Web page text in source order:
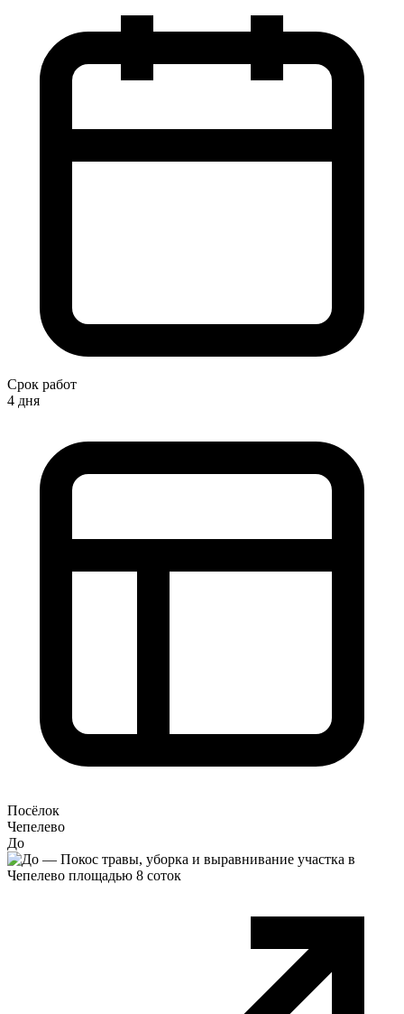
Срок работ
4 дня
Посёлок
Чепелево
До